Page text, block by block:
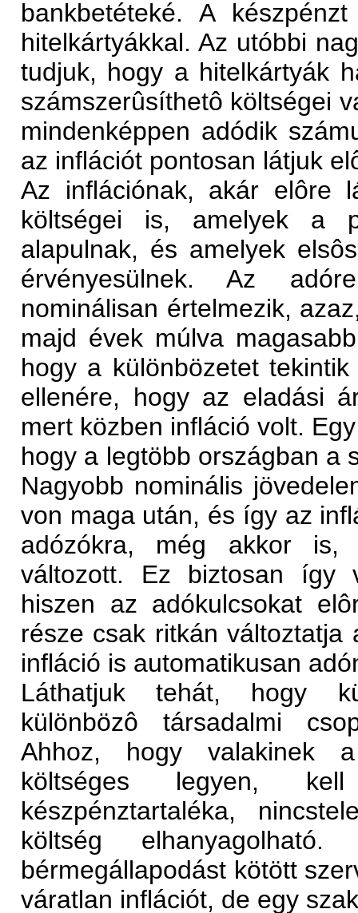
bankbetéteké. A
hitelkártyákkal. Az utóbbi
tudjuk, hogy a hitelkártyák
számszerûsíthetô költségei
mindenképpen adódik
az inflációt pontosan látjuk
Az inflációnak, akár elôre
költségei is, amelyek a
alapulnak, és amelyek
érvényesülnek. Az
nominálisan értelmezik,
majd évek múlva
hogy a különbözetet
ellenére, hogy az eladási
mert közben infláció volt.
hogy a legtöbb országban a
Nagyobb nominális
von maga után, és így az
adózókra, még akkor is,
változott. Ez biztosan így
hiszen az adókulcsokat
része csak ritkán
infláció is automatikusan
Láthatjuk tehát, hogy
különbözô társadalmi
Ahhoz, hogy valakinek
költséges legyen,
készpénztartaléka,
költség
bérmegállapodást kötött
váratlan inflációt, de egy